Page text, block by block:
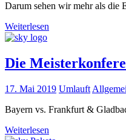
Darum sehen wir mehr als die
Weiterlesen
Die
17. Mai 2019 Umlauft
Bayern vs. Frankfurt &
Weiterlesen